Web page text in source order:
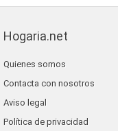
Hogaria.net
Quienes somos
Contacta con nosotros
Aviso legal
Política de privacidad